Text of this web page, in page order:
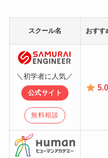
スクール名 おすす
＼初学者に人気／
公式サイト
無料相談
5.0